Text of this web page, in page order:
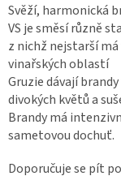
Svěží, harmonická
VS je směsí různě
z nichž nejstarší
vinařských oblastí
Gruzie dávají
divokých květů a
Brandy má
sametovou dochuť.
Doporučuje se pít